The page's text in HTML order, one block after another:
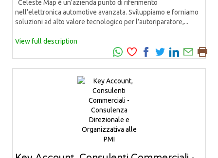
Celeste Map è un’azienda punto di riferimento
nell’elettronica automotive avanzata. Sviluppiamo e forniamo
soluzioni ad alto valore tecnologico per l’autoriparatore,...
View full description